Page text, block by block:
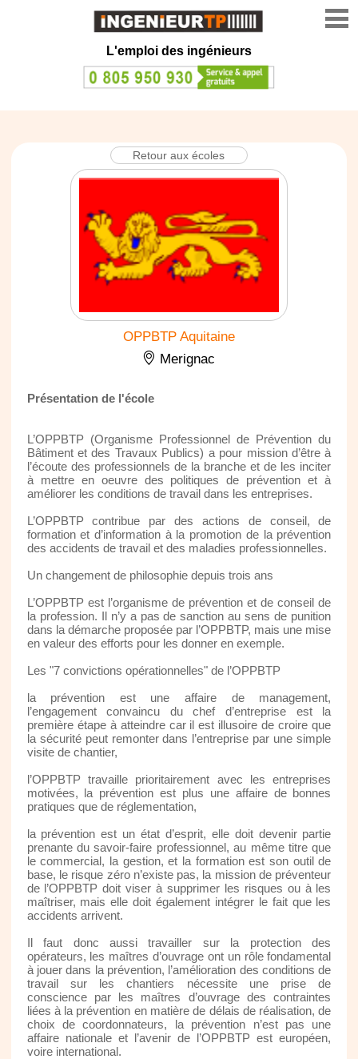
L'emploi des ingénieurs
Retour aux écoles
OPPBTP Aquitaine
Merignac
Présentation de l'école
L’OPPBTP (Organisme Professionnel de Prévention du
Bâtiment et des Travaux Publics) a pour mission d’être à
l’écoute des professionnels de la branche et de les inciter
à mettre en oeuvre des politiques de prévention et à
améliorer les conditions de travail dans les entreprises.
L’OPPBTP contribue par des actions de conseil, de
formation et d’information à la promotion de la prévention
des accidents de travail et des maladies professionnelles.
Un changement de philosophie depuis trois ans
L’OPPBTP est l’organisme de prévention et de conseil de
la profession. Il n’y a pas de sanction au sens de punition
dans la démarche proposée par l’OPPBTP, mais une mise
en valeur des efforts pour les donner en exemple.
Les "7 convictions opérationnelles" de l’OPPBTP
la prévention est une affaire de management,
l’engagement convaincu du chef d’entreprise est la
première étape à atteindre car il est illusoire de croire que
la sécurité peut remonter dans l’entreprise par une simple
visite de chantier,
l’OPPBTP travaille prioritairement avec les entreprises
motivées, la prévention est plus une affaire de bonnes
pratiques que de réglementation,
la prévention est un état d’esprit, elle doit devenir partie
prenante du savoir-faire professionnel, au même titre que
le commercial, la gestion, et la formation est son outil de
base, le risque zéro n’existe pas, la mission de préventeur
de l’OPPBTP doit viser à supprimer les risques ou à les
maîtriser, mais elle doit également intégrer le fait que les
accidents arrivent.
Il faut donc aussi travailler sur la protection des
opérateurs, les maîtres d’ouvrage ont un rôle fondamental
à jouer dans la prévention, l’amélioration des conditions de
travail sur les chantiers nécessite une prise de
conscience par les maîtres d’ouvrage des contraintes
liées à la prévention en matière de délais de réalisation, de
choix de coordonnateurs, la prévention n’est pas une
affaire nationale et l’avenir de l’OPPBTP est européen,
voire international.